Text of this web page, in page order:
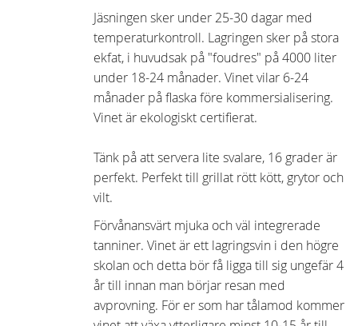
Jäsningen sker under 25-30 dagar med
temperaturkontroll. Lagringen sker på stora
ekfat, i huvudsak på "foudres" på 4000 liter
under 18-24 månader. Vinet vilar 6-24
månader på flaska före kommersialisering.
Vinet är ekologiskt certifierat.
Tänk på att servera lite svalare, 16 grader är
perfekt. Perfekt till grillat rött kött, grytor och
vilt.
Förvånansvärt mjuka och väl integrerade
tanniner. Vinet är ett lagringsvin i den högre
skolan och detta bör få ligga till sig ungefär 4
år till innan man börjar resan med
avprovning. För er som har tålamod kommer